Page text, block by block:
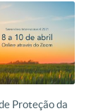
Proteção da